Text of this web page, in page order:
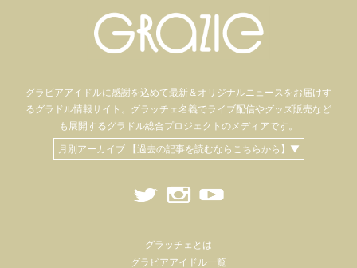
グラビアアイドルに感謝を込めて最新＆オリジナルニュースをお届けす
るグラドル情報サイト。 グラッチェ名義でライブ配信やグッズ販売など
も 展開するグラドル総合プロジェクトのメディアです。
月別アーカイブ 【過去の記事を読むならこちらから】▼
グラッチェとは
グラビアアイドル一覧